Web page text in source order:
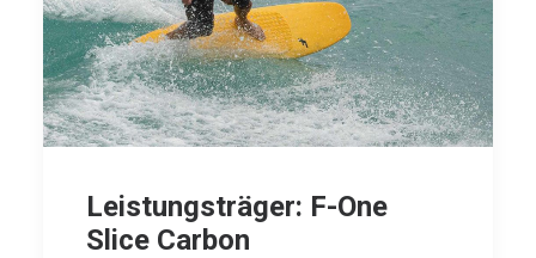
Leistungsträger: F-One
Slice Carbon